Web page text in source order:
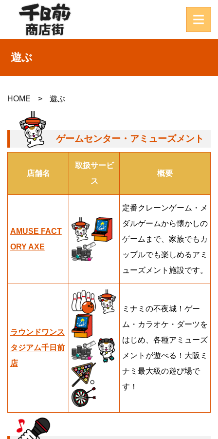
遊ぶ
HOME 遊ぶ
ゲームセンター・アミューズメント
店舗名
取扱サービ
ス
概要
AMUSE FACT
ORY AXE
定番クレーンゲーム・メ
ダルゲームから懐かしの
ゲームまで、家族でもカ
ップルでも楽しめるアミ
ューズメント施設です。
ラウンドワンス
タジアム千日前
店
ミナミの不夜城！ゲー
ム・カラオケ・ダーツを
はじめ、各種アミューズ
メントが遊べる！大阪ミ
ナミ最大級の遊び場で
す！